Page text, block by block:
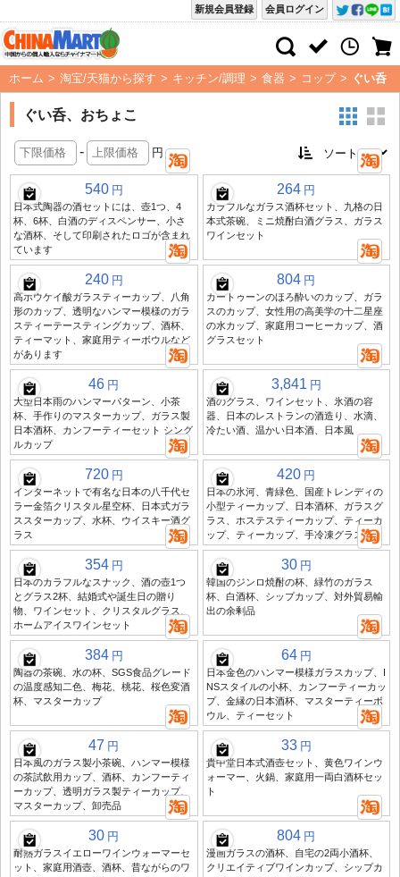
会員ログイン
新規会員登録
ホーム > 淘宝/天猫から探す > キッチン/調理 > 食器 > コップ > ぐい呑
ぐい呑、おちょこ
- 円
540 円
日本式陶器の酒セットには、壺1つ、4
杯、6杯、白酒のディスペンサー、小さ
な酒杯、そして印刷されたロゴが含まれ
ています
264 円
カラフルなガラス酒杯セット、九格の日
本式茶碗、ミニ焼酎白酒グラス、ガラス
ワインセット
240 円
高ホウケイ酸ガラスティーカップ、八角
形のカップ、透明なハンマー模様のガラ
スティーテースティングカップ、酒杯、
ティーマット、家庭用ティーボウルなど
があります
804 円
カートゥーンのほろ酔いのカップ、ガラ
スのカップ、女性用の高美学の十二星座
の水カップ、家庭用コーヒーカップ、酒
グラスセット
46 円
大型日本雨のハンマーパターン、小茶
杯、手作りのマスターカップ、ガラス製
日本酒杯、カンフーティーセット シング
ルカップ
3,841 円
酒のグラス、ワインセット、氷酒の容
器、日本のレストランの酒造り、水滴、
冷たい酒、温かい日本酒、日本風
720 円
インターネットで有名な日本の八千代セ
ラー金箔クリスタル星空杯、日本式ガラ
ススターカップ、水杯、ウイスキー酒グ
ラス
420 円
日本の氷河、青緑色、国産トレンディの
小型ティーカップ、日本酒杯、ガラスグ
ラス、ホステスティーカップ、ティーカ
ップ、ティーカップ、手冷凍グラス
354 円
日本のカラフルなスナック、酒の壺1つ
とグラス2杯、結婚式や誕生日の贈り
物、ワインセット、クリスタルグラス、
ホームアイスワインセット
30 円
韓国のジンロ焼酎の杯、緑竹のガラス
杯、白酒杯、シップカップ、対外貿易輸
出の余剰品
384 円
陶器の茶碗、水の杯、SGS食品グレード
の温度感知二色、梅花、桃花、桜色変酒
杯、マスターカップ
64 円
日本金色のハンマー模様ガラスカップ、I
NSスタイルの小杯、カンフーティーカッ
プ、金縁の日本酒杯、マスターティーボ
ウル、ティーセット
47 円
日本風のガラス製小茶碗、ハンマー模様
の茶試飲用カップ、酒杯、カンフーティ
ーカップ、透明ガラス製ティーカップ、
マスターカップ、卸売品
33 円
貴中堂日本式酒壺セット、黄色ワインウ
ォーマー、火鍋、家庭用一両白酒杯セッ
ト
30 円
耐熱ガラスイエローワインウォーマーセ
ット、家庭用酒壺、酒杯、昔ながらのワ
804 円
漫画ガラスの酒杯、自宅の2両小酒杯、
クリエイティブワインカップ、シップカ